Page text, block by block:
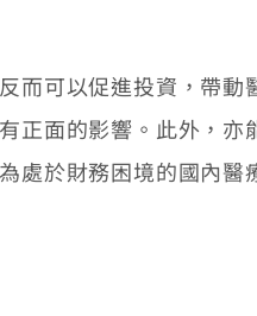
可以促進投資，帶動
面的影響。此外，
處於財務困境的國內醫